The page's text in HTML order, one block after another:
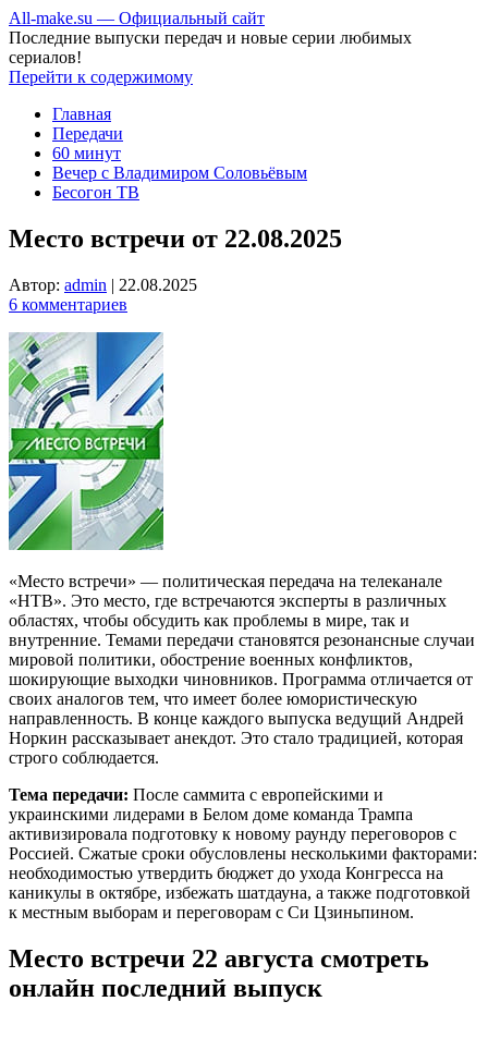
All-make.su — Официальный сайт
Последние выпуски передач и новые серии любимых
сериалов!
Перейти к содержимому
Главная
Передачи
60 минут
Вечер с Владимиром Соловьёвым
Бесогон ТВ
Место встречи от 22.08.2025
Автор: admin | 22.08.2025
6 комментариев
«Место встречи» — политическая передача на телеканале
«НТВ». Это место, где встречаются эксперты в различных
областях, чтобы обсудить как проблемы в мире, так и
внутренние. Темами передачи становятся резонансные случаи
мировой политики, обострение военных конфликтов,
шокирующие выходки чиновников. Программа отличается от
своих аналогов тем, что имеет более юмористическую
направленность. В конце каждого выпуска ведущий Андрей
Норкин рассказывает анекдот. Это стало традицией, которая
строго соблюдается.
Тема передачи: После саммита с европейскими и
украинскими лидерами в Белом доме команда Трампа
активизировала подготовку к новому раунду переговоров с
Россией. Сжатые сроки обусловлены несколькими факторами:
необходимостью утвердить бюджет до ухода Конгресса на
каникулы в октябре, избежать шатдауна, а также подготовкой
к местным выборам и переговорам с Си Цзиньпином.
Место встречи 22 августа смотреть
онлайн последний выпуск